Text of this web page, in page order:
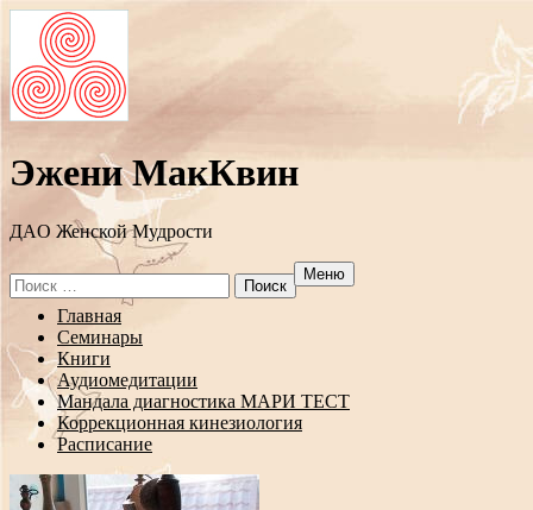
Эжени МакКвин
ДAO Женской Мудрости
Search
for:
Меню
Перейти
содержанию
Главная
Семинары
Книги
Аудиомедитации
Мандала диагностика МАРИ ТЕСТ
Коррекционная кинезиология
Расписание